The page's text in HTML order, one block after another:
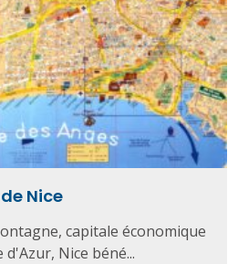
Nice
capitale économique
Nice béné...